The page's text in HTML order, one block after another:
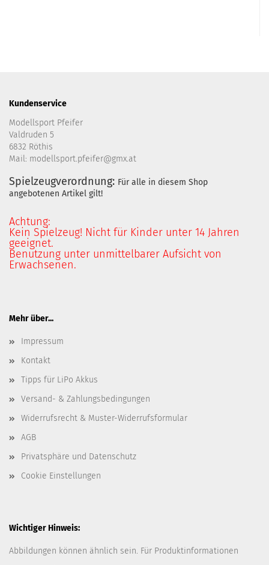
Kundenservice
Modellsport Pfeifer
Valdruden 5
6832 Röthis
Mail: modellsport.pfeifer@gmx.at
Spielzeugverordnung: Für alle in diesem Shop
angebotenen Artikel gilt!
Achtung:
Kein Spielzeug! Nicht für Kinder unter 14 Jahren
geeignet.
Benutzung unter unmittelbarer Aufsicht von
Erwachsenen.
Mehr über...
Impressum
Kontakt
Tipps für LiPo Akkus
Versand- & Zahlungsbedingungen
Widerrufsrecht & Muster-Widerrufsformular
AGB
Privatsphäre und Datenschutz
Cookie Einstellungen
Wichtiger Hinweis:
Abbildungen können ähnlich sein. Für Produktinformationen